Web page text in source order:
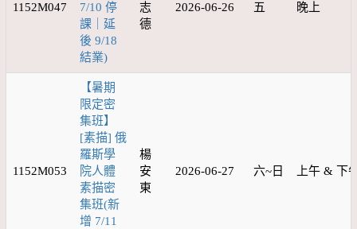
1152M047
7/10 停
課｜延
後 9/18
結業)
志
德
2026-06-26 五 晚上
1152M053
【暑期
限定密
集班】
[素描] 俄
羅斯學
院人體
素描密
集班(新
增 7/11
楊
安
東
2026-06-27 六~日 上午 & 下